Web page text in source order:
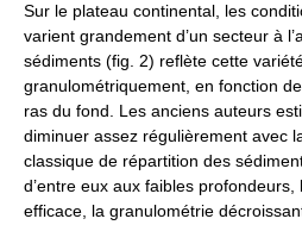
Sur le plateau continental, les
varient grandement d’un secteur à
sédiments (fig. 2) reflète cette
granulométriquement, en fonction
ras du fond. Les anciens auteurs
diminuer assez régulièrement avec
classique de répartition des
d’entre eux aux faibles
efficace, la granulométrie